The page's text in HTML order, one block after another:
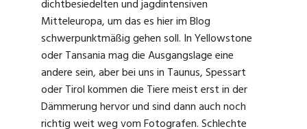
dichtbesiedelten und jagdintensiven
Mitteleuropa, um das es hier im Blog
schwerpunktmäßig gehen soll. In Yellowstone
oder Tansania mag die Ausgangslage eine
andere sein, aber bei uns in Taunus, Spessart
oder Tirol kommen die Tiere meist erst in der
Dämmerung hervor und sind dann auch noch
richtig weit weg vom Fotografen. Schlechte